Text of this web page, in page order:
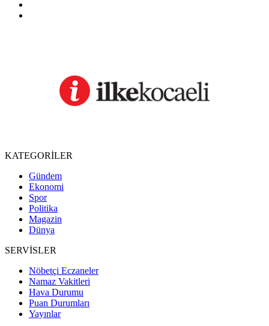
KATEGORİLER
Gündem
Ekonomi
Spor
Politika
Magazin
Dünya
SERVİSLER
Nöbetçi Eczaneler
Namaz Vakitleri
Hava Durumu
Puan Durumları
Yayınlar